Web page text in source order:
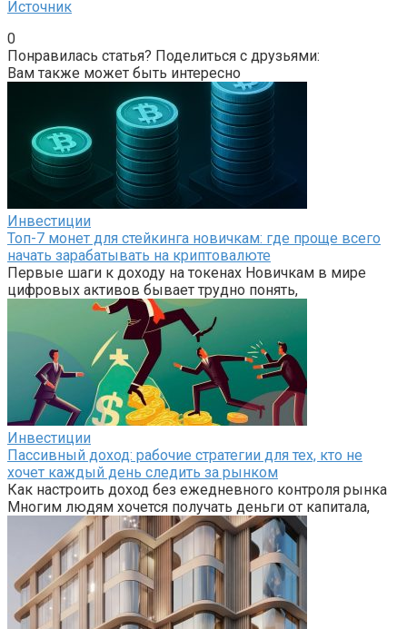
Источник
0
Понравилась статья? Поделиться с друзьями:
Вам также может быть интересно
Инвестиции
Топ-7 монет для стейкинга новичкам: где проще всего
начать зарабатывать на криптовалюте
Первые шаги к доходу на токенах Новичкам в мире
цифровых активов бывает трудно понять,
Инвестиции
Пассивный доход: рабочие стратегии для тех, кто не
хочет каждый день следить за рынком
Как настроить доход без ежедневного контроля рынка
Многим людям хочется получать деньги от капитала,